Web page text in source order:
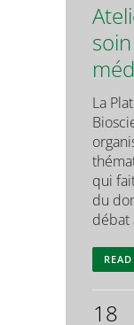
La
qui
du
débat
18